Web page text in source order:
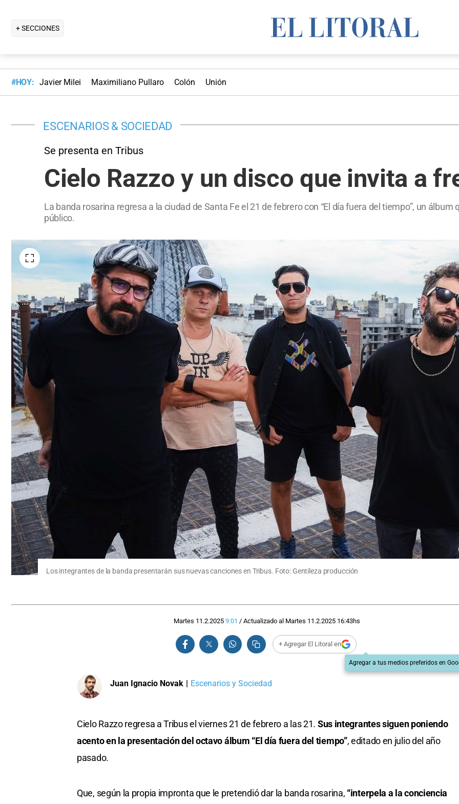
+ SECCIONES
#HOY: Javier Milei Maximiliano Pullaro Colón Unión
ESCENARIOS & SOCIEDAD
Se presenta en Tribus
Cielo Razzo y un disco que invita a
La banda rosarina regresa a la ciudad de Santa Fe el 21 de febrero con “El día fuera del tiempo”, un
público.
Los integrantes de la banda presentarán sus nuevas canciones en Tribus. Foto: Gentileza producción
Martes 11.2.2025 9:01 / Actualizado al Martes 11.2.2025 16:43hs
+ Agregar El Litoral en
Agregar a tus medios preferidos en
Juan Ignacio Novak | Escenarios y Sociedad
Cielo Razzo regresa a Tribus el viernes 21 de febrero a las 21. Sus integrantes siguen poniendo
acento en la presentación del octavo álbum “El día fuera del tiempo”, editado en julio del año
pasado.
Que, según la propia impronta que le pretendió dar la banda rosarina, “interpela a la conciencia